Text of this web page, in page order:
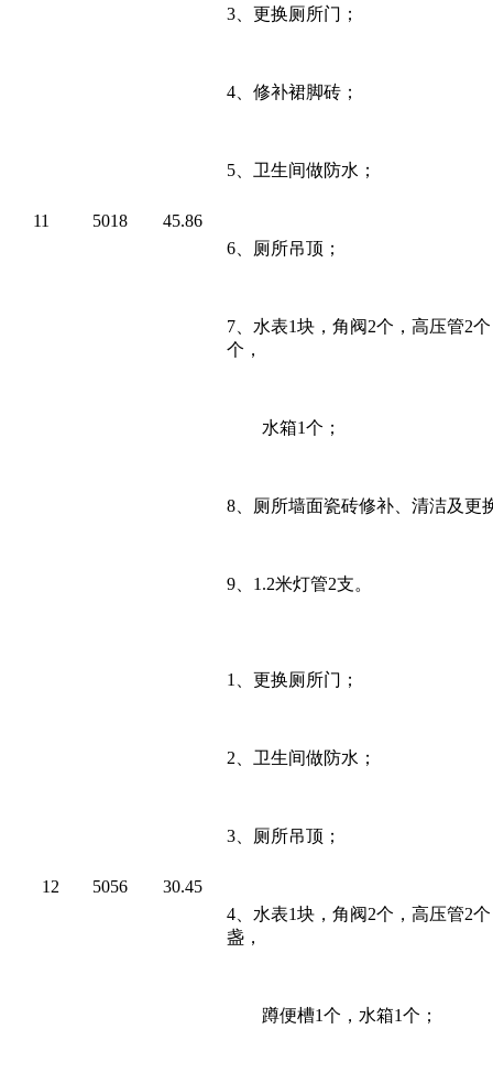
11 5018 45.86
3、更换厕所门；
4、修补裙脚砖；
5、 卫生间做防水；
6、 厕所吊顶；
7、 水表1块，角阀2个，高压管2
个，
水箱1个；
8、 厕所墙面瓷砖修补、清洁及更
9、 1.2米灯管2支。
12 5056 30.45
1、更换厕所门；
2、 卫生间做防水；
3、 厕所吊顶；
4、 水表1块，角阀2个，高压管2
盏，
蹲便槽1个，水箱1个；